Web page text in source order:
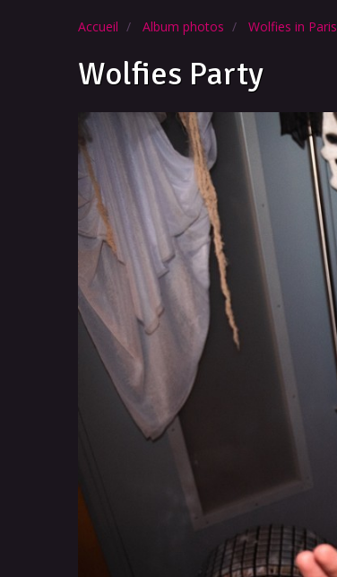
Accueil Album photos Wolfies in Paris
Wolfies Party